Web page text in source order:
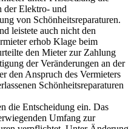
der Elektro- und
von Schönheitsreparaturen.
leistete auch nicht den
erhob Klage beim
den Mieter zur Zahlung
der Veränderungen an der
den Anspruch des Vermieters
Schönheitsreparaturen
die Entscheidung ein. Das
Umfang zur